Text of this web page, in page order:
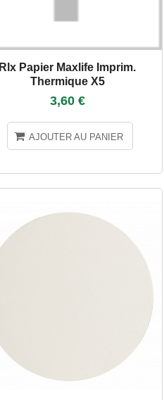
Rlx Papier Maxlife Imprim.
Thermique X5
3,60 €
AJOUTER AU PANIER